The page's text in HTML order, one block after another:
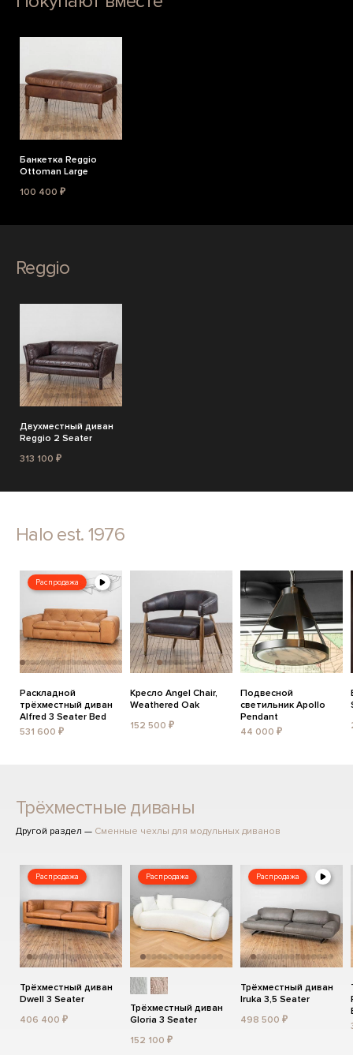
Банкетка Reggio
Ottoman Large
100 400 ₽
Reggio
Двухместный диван
Reggio 2 Seater
313 100 ₽
Halo est. 1976
Распродажа
Раскладной
трёхместный диван
Alfred 3 Seater Bed
531 600 ₽
Кресло Angel Chair,
Weathered Oak
152 500 ₽
Подвесной
светильник Apollo
Pendant
44 000 ₽
Трёхместные диваны
Другой раздел — Сменные чехлы для модульных диванов
Распродажа
Трёхместный диван
Dwell 3 Seater
406 400 ₽
Распродажа
Трёхместный диван
Gloria 3 Seater
152 100 ₽
Распродажа
Трёхместный диван
Iruka 3,5 Seater
498 500 ₽